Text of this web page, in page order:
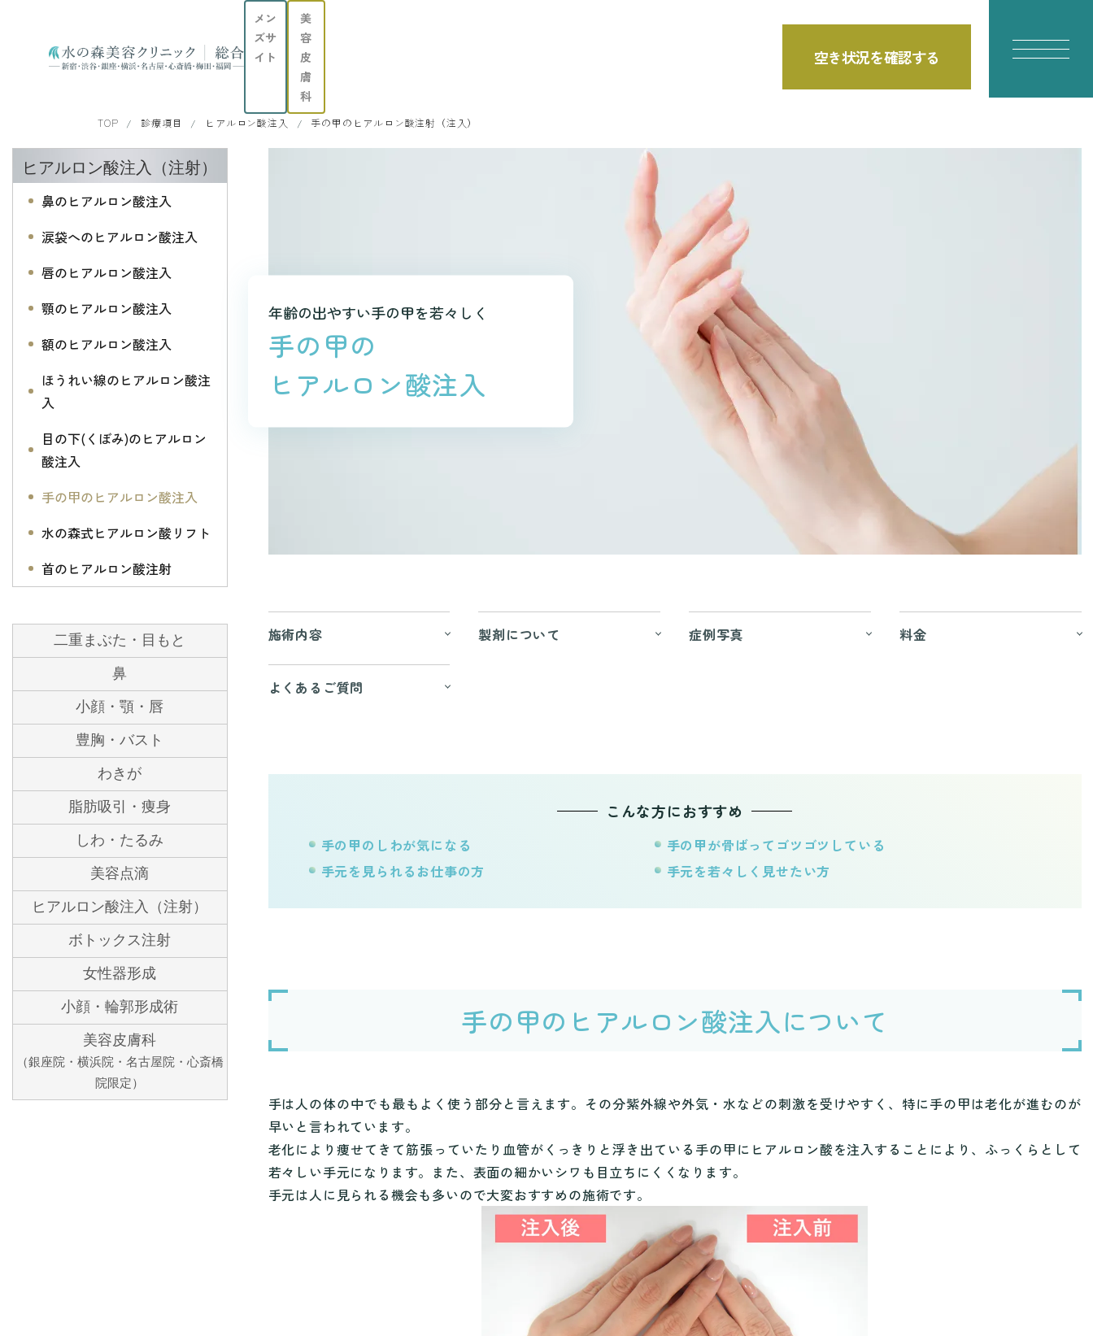
メン
ズサ
イト
美
容
皮
膚
科
空き状況を確認する
TOP 診療項目 ヒアルロン酸注入 手の甲のヒアルロン酸注射（注入）
ヒアルロン酸注入（注射）
鼻のヒアルロン酸注入
涙袋へのヒアルロン酸注入
唇のヒアルロン酸注入
顎のヒアルロン酸注入
額のヒアルロン酸注入
ほうれい線のヒアルロン酸注
入
目の下(くぼみ)のヒアルロン
酸注入
手の甲のヒアルロン酸注入
水の森式ヒアルロン酸リフト
首のヒアルロン酸注射
二重まぶた・目もと
鼻
小顔・顎・唇
豊胸・バスト
わきが
脂肪吸引・痩身
しわ・たるみ
美容点滴
ヒアルロン酸注入（注射）
ボトックス注射
女性器形成
小顔・輪郭形成術
美容皮膚科
（銀座院・横浜院・名古屋院・心斎橋
院限定）
年齢の出やすい手の甲を若々しく
手の甲の
ヒアルロン酸注入
施術内容 製剤について 症例写真 料金
よくあるご質問
こんな方におすすめ
手の甲のしわが気になる
手の甲が骨ばってゴツゴツしている
手元を見られるお仕事の方
手元を若々しく見せたい方
手の甲のヒアルロン酸注入について
手は人の体の中でも最もよく使う部分と言えます。その分紫外線や外気・水などの刺激を受けやすく、特に手の甲は老化が進むのが
早いと言われています。
老化により痩せてきて筋張っていたり血管がくっきりと浮き出ている手の甲にヒアルロン酸を注入することにより、ふっくらとして
若々しい手元になります。また、表面の細かいシワも目立ちにくくなります。
手元は人に見られる機会も多いので大変おすすめの施術です。